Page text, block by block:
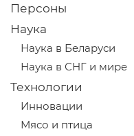
Персоны
Наука
Наука в Беларуси
Наука в СНГ и мире
Технологии
Инновации
Мясо и птица